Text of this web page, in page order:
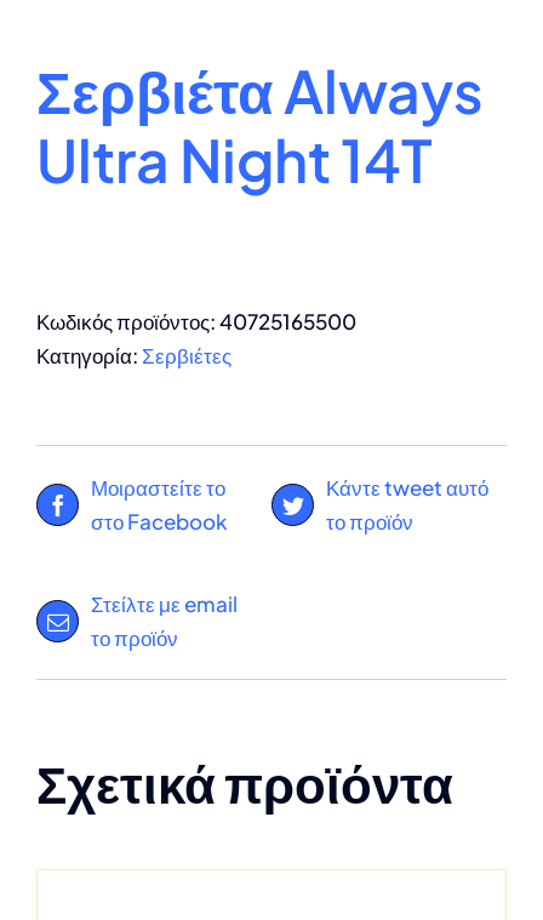
Σερβιέτα Always
Ultra Night 14T
Κωδικός προϊόντος:40725165500
Κατηγορία: Σερβιέτες
Μοιραστείτε το
στο Facebook
Κάντε tweet αυτό
το προϊόν
Στείλτε με email
το προϊόν
Σχετικά προϊόντα